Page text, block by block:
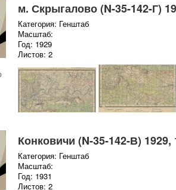
м. Скрыгалово (N-35-142-Г)
Категория: Генштаб
Масштаб:
Год: 1929
Листов: 2
Конковичи (N-35-142-В) 1929,
Категория: Генштаб
Масштаб:
Год: 1931
Листов: 2